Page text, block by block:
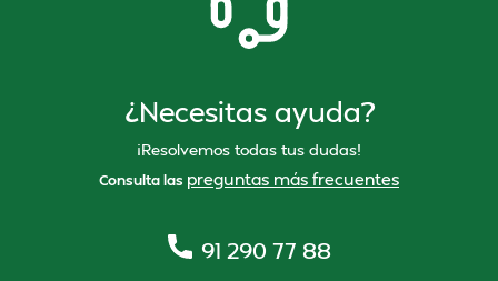
¿Necesitas ayuda?
¡Resolvemos todas tus dudas!
Consulta las preguntas más frecuentes
91 290 77 88